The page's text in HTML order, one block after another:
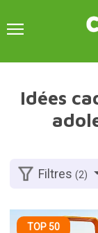
Idées
Filtres(2)
TOP 50